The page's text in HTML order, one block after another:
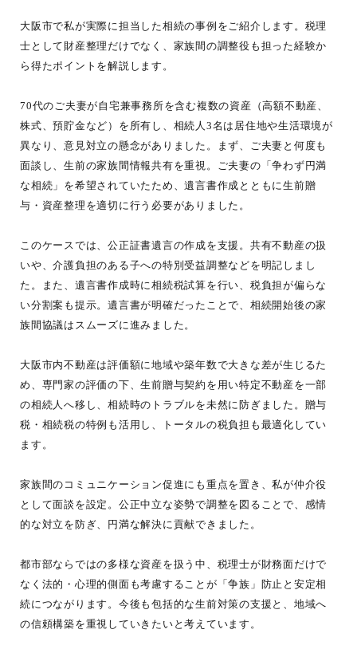
大阪市で私が実際に担当した相続の事例をご紹介します。税理
士として財産整理だけでなく、家族間の調整役も担った経験か
ら得たポイントを解説します。
70代のご夫妻が自宅兼事務所を含む複数の資産（高額不動産、
株式、預貯金など）を所有し、相続人3名は居住地や生活環境が
異なり、意見対立の懸念がありました。まず、ご夫妻と何度も
面談し、生前の家族間情報共有を重視。ご夫妻の「争わず円満
な相続」を希望されていたため、遺言書作成とともに生前贈
与・資産整理を適切に行う必要がありました。
このケースでは、公正証書遺言の作成を支援。共有不動産の扱
いや、介護負担のある子への特別受益調整などを明記しまし
た。また、遺言書作成時に相続税試算を行い、税負担が偏らな
い分割案も提示。遺言書が明確だったことで、相続開始後の家
族間協議はスムーズに進みました。
大阪市内不動産は評価額に地域や築年数で大きな差が生じるた
め、専門家の評価の下、生前贈与契約を用い特定不動産を一部
の相続人へ移し、相続時のトラブルを未然に防ぎました。贈与
税・相続税の特例も活用し、トータルの税負担も最適化してい
ます。
家族間のコミュニケーション促進にも重点を置き、私が仲介役
として面談を設定。公正中立な姿勢で調整を図ることで、感情
的な対立を防ぎ、円満な解決に貢献できました。
都市部ならではの多様な資産を扱う中、税理士が財務面だけで
なく法的・心理的側面も考慮することが「争族」防止と安定相
続につながります。今後も包括的な生前対策の支援と、地域へ
の信頼構築を重視していきたいと考えています。